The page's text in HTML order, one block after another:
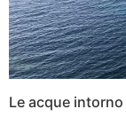
Le acque